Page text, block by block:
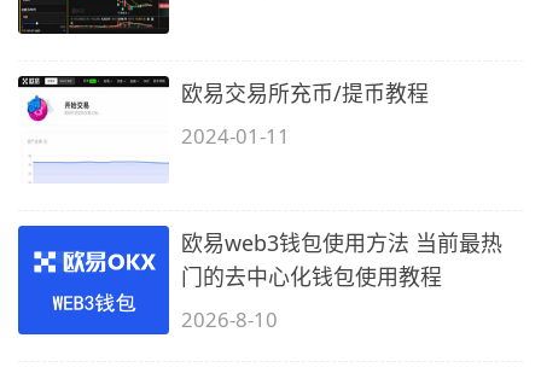
欧易交易所充币/提币教程
2024-01-11
欧易web3钱包使用方法 当前最热
门的去中心化钱包使用教程
2026-8-10